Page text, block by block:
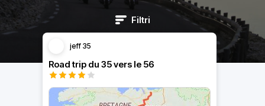
Filtri
jeff 35
Road trip du 35 vers le 56